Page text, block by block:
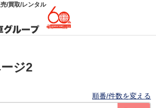
/買取/レンタル
ジ2
順番/件数を変える